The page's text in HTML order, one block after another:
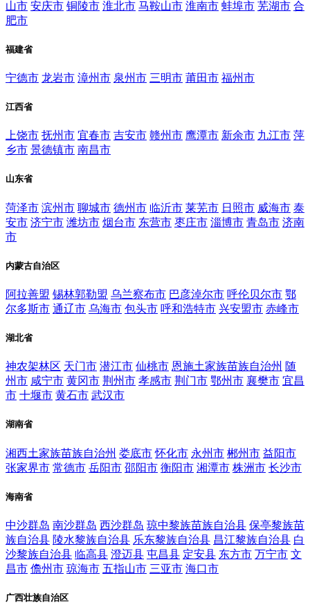
山市 安庆市 铜陵市 淮北市 马鞍山市 淮南市 蚌埠市 芜湖市 合
肥市
福建省
宁德市 龙岩市 漳州市 泉州市 三明市 莆田市 福州市
江西省
上饶市 抚州市 宜春市 吉安市 赣州市 鹰潭市 新余市 九江市 萍
乡市 景德镇市 南昌市
山东省
菏泽市 滨州市 聊城市 德州市 临沂市 莱芜市 日照市 威海市 泰
安市 济宁市 潍坊市 烟台市 东营市 枣庄市 淄博市 青岛市 济南
市
内蒙古自治区
阿拉善盟 锡林郭勒盟 乌兰察布市 巴彦淖尔市 呼伦贝尔市 鄂
尔多斯市 通辽市 乌海市 包头市 呼和浩特市 兴安盟市 赤峰市
湖北省
神农架林区 天门市 潜江市 仙桃市 恩施土家族苗族自治州 随
州市 咸宁市 黄冈市 荆州市 孝感市 荆门市 鄂州市 襄樊市 宜昌
市 十堰市 黄石市 武汉市
湖南省
湘西土家族苗族自治州 娄底市 怀化市 永州市 郴州市 益阳市
张家界市 常德市 岳阳市 邵阳市 衡阳市 湘潭市 株洲市 长沙市
海南省
中沙群岛 南沙群岛 西沙群岛 琼中黎族苗族自治县 保亭黎族苗
族自治县 陵水黎族自治县 乐东黎族自治县 昌江黎族自治县 白
沙黎族自治县 临高县 澄迈县 屯昌县 定安县 东方市 万宁市 文
昌市 儋州市 琼海市 五指山市 三亚市 海口市
广西壮族自治区